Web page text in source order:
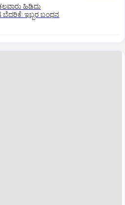
ಹಿಡಿದು
ಬೆದರಿಕೆ: ಇಬ್ಬರ ಬಂಧನ